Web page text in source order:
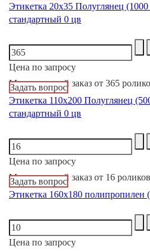
Этикетка 20х35 Полуглянец (1000
стандартный 0 цв
Цена по запросу
Минимальный заказ от 365
Задать вопрос
Этикетка 110х200 Полуглянец
стандартный 0 цв
Цена по запросу
Минимальный заказ от 16 роликов
Задать вопрос
Этикетка 160х180 полипропилен
Цена по запросу